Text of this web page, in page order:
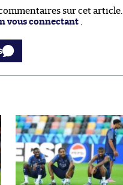
sur cet article.
vous connectant.